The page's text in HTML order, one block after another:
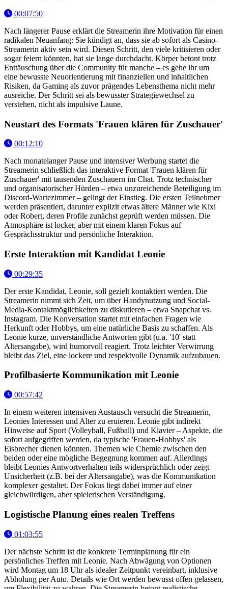
00:07:50
Nach längerer Pause erklärt die Streamerin ihre Motivation für einen
radikalen Neuanfang: Sie kündigt an, dass sie ab sofort als Casino-
Streamerin aktiv sein wird. Diesen Schritt, den viele kritisieren oder
sogar feiern könnten, hat sie lange durchdacht. Körper betont trotz
Enttäuschung über die Community für manche – es gehe ihr um
eine bewusste Neuorientierung mit finanziellen und inhaltlichen
Risiken, da Gaming als zuvor prägendes Lebensthema nicht mehr
ausreiche. Der Schritt sei als bewusster Strategiewechsel zu
verstehen, nicht als impulsive Laune.
Neustart des Formats 'Frauen klären für Zuschauer'
00:12:10
Nach monatelanger Pause und intensiver Werbung startet die
Streamerin schließlich das interaktive Format 'Frauen klären für
Zuschauer' mit tausenden Zuschauern im Chat. Trotz technischer
und organisatorischer Hürden – etwa unzureichende Beteiligung im
Discord-Wartezimmer – gelingt der Einstieg. Die ersten Teilnehmer
werden präsentiert, darunter explizit etwas ältere Männer wie Kixi
oder Robert, deren Profile zunächst geprüft werden müssen. Die
Atmosphäre ist locker, aber mit einem klaren Fokus auf
Gesprächsstruktur und persönliche Interaktion.
Erste Interaktion mit Kandidat Leonie
00:29:35
Der erste Kandidat, Leonie, soll gezielt kontaktiert werden. Die
Streamerin nimmt sich Zeit, um über Handynutzung und Social-
Media-Kontaktmöglichkeiten zu diskutieren – etwa Snapchat vs.
Instagram. Die Konversation startet mit einfachen Fragen wie
Herkunft oder Hobbys, um eine natürliche Basis zu schaffen. Als
Leonie kurze, unverständliche Antworten gibt (u.a. '10' statt
Altersangabe), wird humorvoll reagiert. Trotz leichter Verwirrung
bleibt das Ziel, eine lockere und respektvolle Dynamik aufzubauen.
Profilbasierte Kommunikation mit Leonie
00:57:42
In einem weiteren intensiven Austausch versucht die Streamerin,
Leonies Interessen und Alter zu eruieren. Leonie gibt indirekt
Hinweise auf Sport (Volleyball, Fußball) und Klavier – Aspekte, die
sofort aufgegriffen werden, da typische 'Frauen-Hobbys' als
Eisbrecher dienen könnten. Themen wie Chemie zwischen den
beiden oder eine mögliche Begegnung kommen auf. Allerdings
bleibt Leonies Antwortverhalten teils widersprüchlich oder zeigt
Unsicherheit (z.B. bei der Altersangabe), was die Kommunikation
komplexer gestaltet. Der Fokus liegt dabei immer auf einer
gleichwürdigen, aber spielerischen Verständigung.
Logistische Planung eines realen Treffens
01:03:55
Der nächste Schritt ist die konkrete Terminplanung für ein
persönliches Treffen mit Leonie. Nach Abwägung von Optionen
wird Montag um 18 Uhr als idealer Zeitpunkt vereinbart, inklusive
Abholung per Auto. Details wie Ort werden bewusst offen gelassen,